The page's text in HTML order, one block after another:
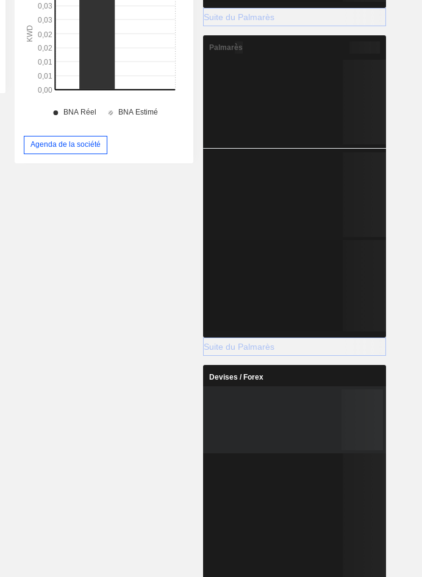
Agenda de la société
Suite du Palmarès
Palmarès
Suite du Palmarès
Devises / Forex